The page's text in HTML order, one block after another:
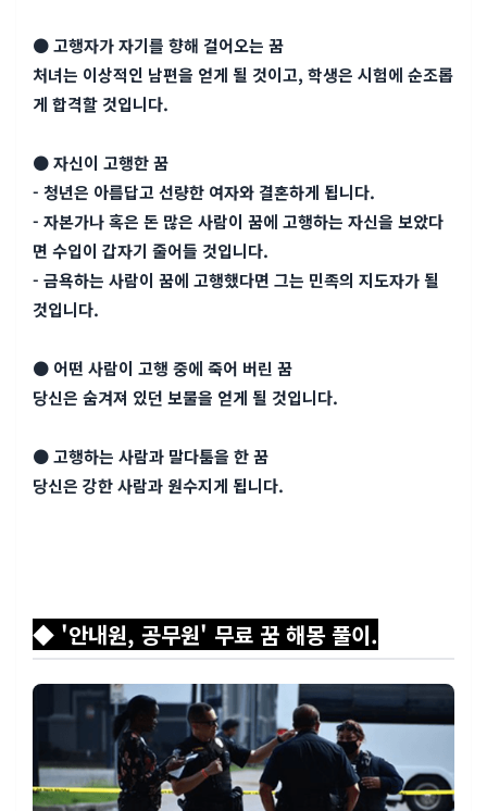
● 고행자가 자기를 향해 걸어오는 꿈
처녀는 이상적인 남편을 얻게 될 것이고, 학생은 시험에 순조롭
게 합격할 것입니다.
● 자신이 고행한 꿈
- 청년은 아름답고 선량한 여자와 결혼하게 됩니다.
- 자본가나 혹은 돈 많은 사람이 꿈에 고행하는 자신을 보았다
면 수입이 갑자기 줄어들 것입니다.
- 금욕하는 사람이 꿈에 고행했다면 그는 민족의 지도자가 될
것입니다.
● 어떤 사람이 고행 중에 죽어 버린 꿈
당신은 숨겨져 있던 보물을 얻게 될 것입니다.
● 고행하는 사람과 말다툼을 한 꿈
당신은 강한 사람과 원수지게 됩니다.
◆ '안내원, 공무원' 무료 꿈 해몽 풀이.